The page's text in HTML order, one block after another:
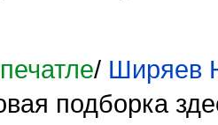
/ Ширяев
подборка